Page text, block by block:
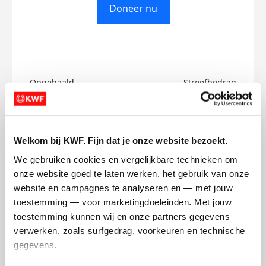
Welkom bij KWF. Fijn dat je onze website bezoekt.
We gebruiken cookies en vergelijkbare technieken om
onze website goed te laten werken, het gebruik van onze
website en campagnes te analyseren en — met jouw
toestemming — voor marketingdoeleinden. Met jouw
toestemming kunnen wij en onze partners gegevens
verwerken, zoals surfgedrag, voorkeuren en technische
gegevens.
Doneer nu
Opgehaald
€0
Streefbedrag
€750
Daniel's badges